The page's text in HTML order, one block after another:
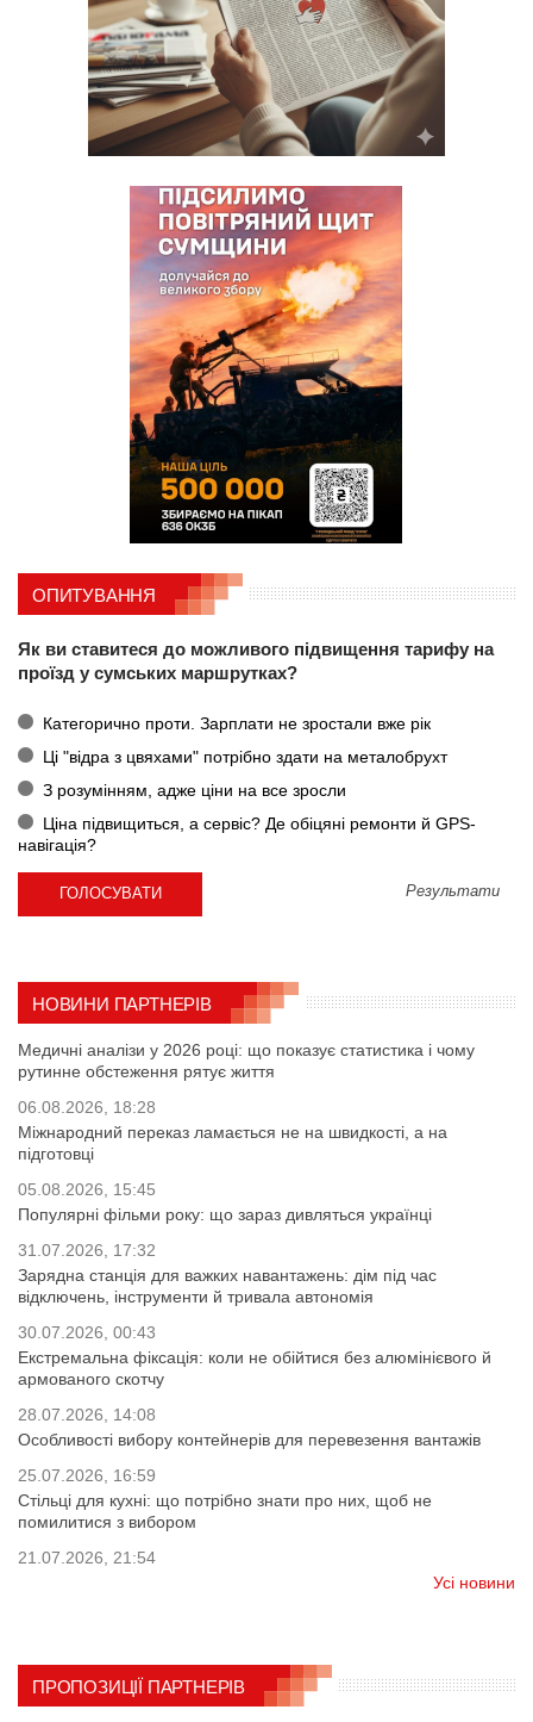
ОПИТУВАННЯ
Як ви ставитеся до можливого підвищення тарифу на
проїзд у сумських маршрутках?
Категорично проти. Зарплати не зростали вже рік
Ці "відра з цвяхами" потрібно здати на металобрухт
З розумінням, адже ціни на все зросли
Ціна підвищиться, а сервіс? Де обіцяні ремонти й GPS-
навігація?
Результати
НОВИНИ ПАРТНЕРІВ
Медичні аналізи у 2026 році: що показує статистика і чому
рутинне обстеження рятує життя
06.08.2026, 18:28
Міжнародний переказ ламається не на швидкості, а на
підготовці
05.08.2026, 15:45
Популярні фільми року: що зараз дивляться українці
31.07.2026, 17:32
Зарядна станція для важких навантажень: дім під час
відключень, інструменти й тривала автономія
30.07.2026, 00:43
Екстремальна фіксація: коли не обійтися без алюмінієвого й
армованого скотчу
28.07.2026, 14:08
Особливості вибору контейнерів для перевезення вантажів
25.07.2026, 16:59
Стільці для кухні: що потрібно знати про них, щоб не
помилитися з вибором
21.07.2026, 21:54
Усі новини
ПРОПОЗИЦІЇ ПАРТНЕРІВ